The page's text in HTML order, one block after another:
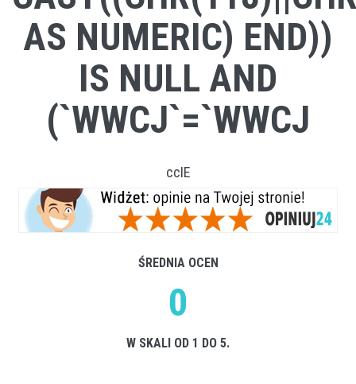
AS NUMERIC) END))
IS NULL AND
(`WWCJ`=`WWCJ
ccIE
ŚREDNIA OCEN
0
W SKALI OD 1 DO 5.